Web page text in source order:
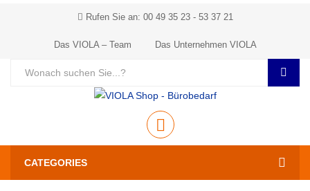
Rufen Sie an: 00 49 35 23 - 53 37 21
Das VIOLA – Team Das Unternehmen VIOLA
CATEGORIES